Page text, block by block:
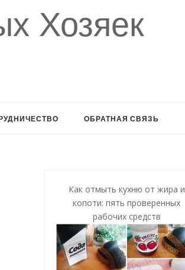
Хозяек
ОБРАТНАЯ СВЯЗЬ
Как отмыть кухню от жира и
копоти: пять проверенных
рабочих средств